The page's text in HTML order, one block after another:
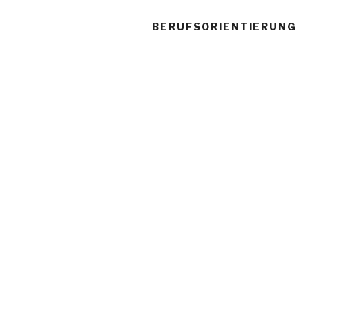
BERUFSORIENTIERUNG